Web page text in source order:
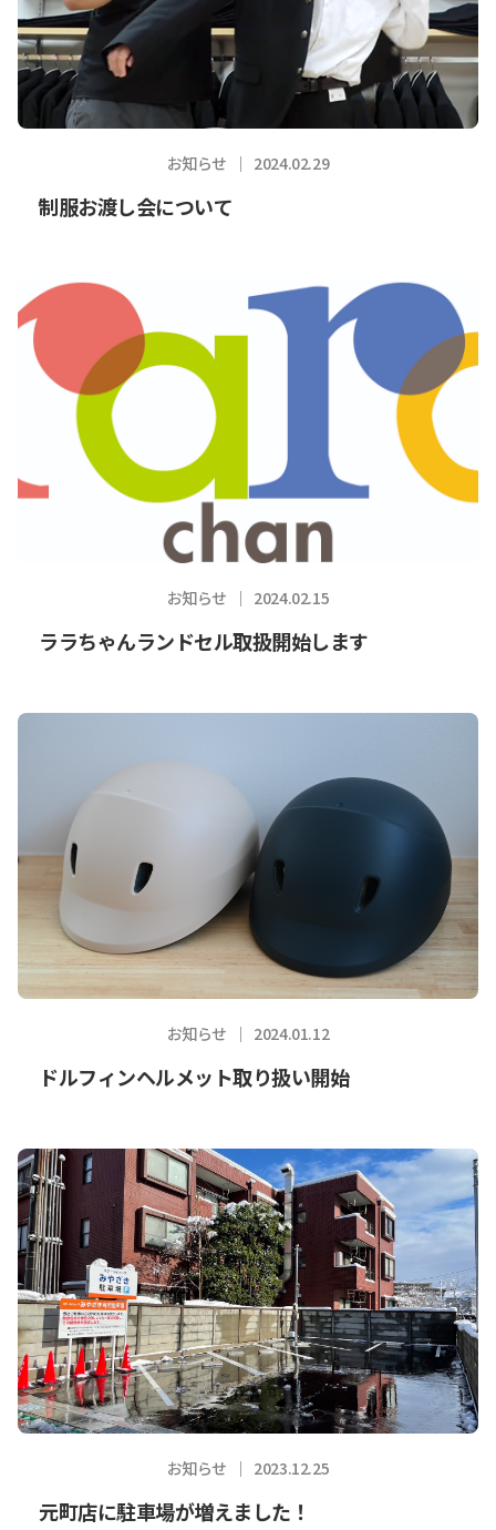
お知らせ 2024.02.29
制服お渡し会について
お知らせ 2024.02.15
ララちゃんランドセル取扱開始します
お知らせ 2024.01.12
ドルフィンヘルメット取り扱い開始
お知らせ 2023.12.25
元町店に駐車場が増えました！